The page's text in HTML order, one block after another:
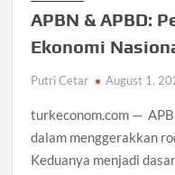
APBN & APBD:
Ekonomi
Putri Cetar August 1,
turkeconom.com —
dalam menggerakkan
Keduanya menjadi